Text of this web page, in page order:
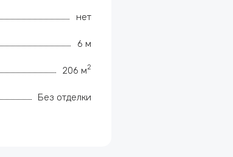
нет
6 м
206 м2
Без отделки